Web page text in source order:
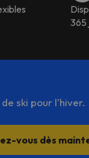
365
ski pour l'hiver.
vous dès